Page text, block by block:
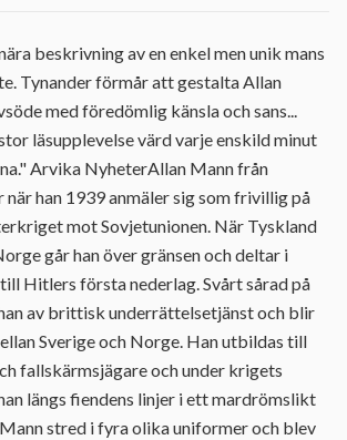
beskrivning av en enkel men unik mans
Tynander förmår att gestalta Allan
med föredömlig känsla och sans...
läsupplevelse värd varje enskild minut
Arvika NyheterAllan Mann från
när han 1939 anmäler sig som frivillig på
mot Sovjetunionen. När Tyskland
går han över gränsen och deltar i
Hitlers första nederlag. Svårt sårad på
av brittisk underrättelsetjänst och blir
Sverige och Norge. Han utbildas till
fallskärmsjägare och under krigets
längs fiendens linjer i ett mardrömslikt
stred i fyra olika uniformer och blev